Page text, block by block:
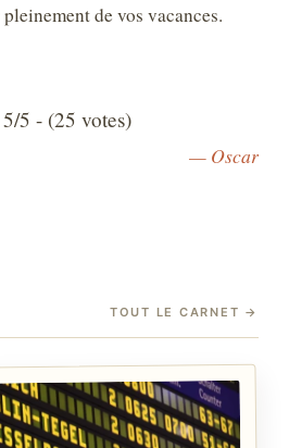
de vos vacances.
5/5 - (25 votes)
— Oscar
TOUT LE CARNET →